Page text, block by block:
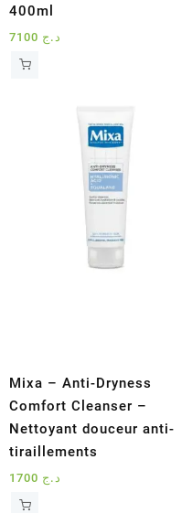
400ml
د.ج
Mixa – Anti-Dryness
Comfort Cleanser –
Nettoyant douceur anti-
tiraillements
د.ج